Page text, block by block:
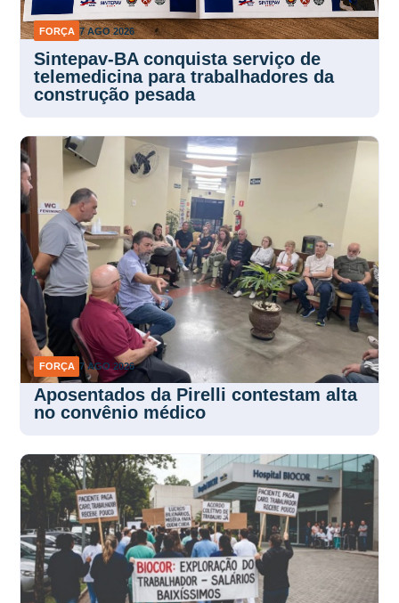
FORÇA 7 AGO 2026
Sintepav-BA conquista serviço de
telemedicina para trabalhadores da
construção pesada
FORÇA 7 AGO 2026
Aposentados da Pirelli contestam alta
no convênio médico